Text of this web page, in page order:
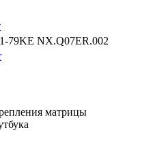
79KE NX.Q07ER.002
матрицы